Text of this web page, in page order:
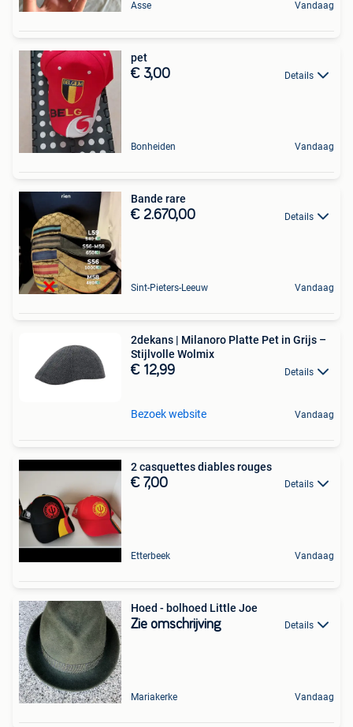
Asse Vandaag
pet
€ 3,00 Details
Bonheiden Vandaag
Bande rare
€ 2.670,00 Details
Sint-Pieters-Leeuw Vandaag
2dekans | Milanoro Platte Pet in Grijs –
Stijlvolle Wolmix
€ 12,99 Details
Bezoek website Vandaag
2 casquettes diables rouges
€ 7,00 Details
Etterbeek Vandaag
Hoed - bolhoed Little Joe
Zie omschrijving Details
Mariakerke Vandaag